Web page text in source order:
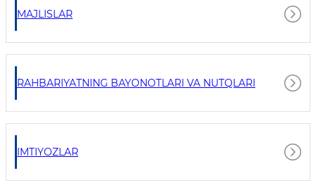
MAJLISLAR
RAHBARIYATNING BAYONOTLARI VA NUTQLARI
IMTIYOZLAR